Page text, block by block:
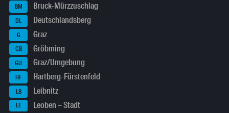
BM Bruck-Mürzzuschlag
DL Deutschlandsberg
G Graz
GB Gröbming
GU Graz/Umgebung
HF Hartberg-Fürstenfeld
LB Leibnitz
LE Leoben – Stadt